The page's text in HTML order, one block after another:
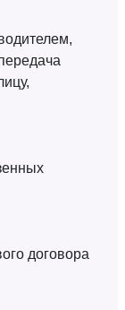
договора